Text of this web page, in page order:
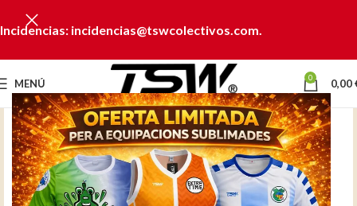
Incidencias: incidencias@tswcolectivos.com.
MENÚ 0 0,00